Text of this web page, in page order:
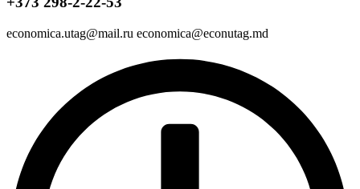
economica.utag@mail.ru economica@econutag.md